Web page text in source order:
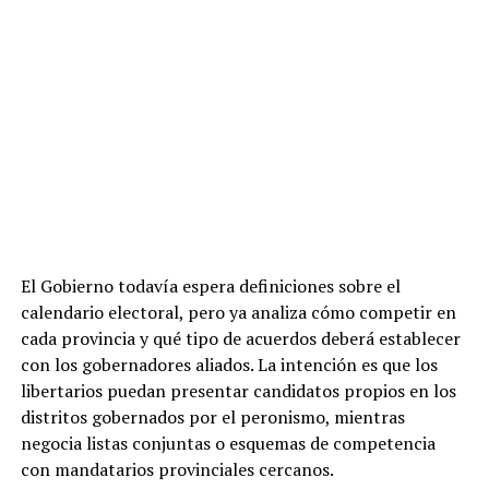
con el Gobierno,sienten que cualquier paso en falso,
donde queden descalzados de la opinión pública,
puede perjudicar sus chances electorales”,
sintetizaron.
Aunque el problema que ven a futuro es que los
proyectos en carpeta para ser debatidos en Diputados
no generan el mismo nivel de movilización ni acaparan
El Gobierno todavía espera definiciones sobre el
calendario electoral, pero ya analiza cómo competir en
cada provincia y qué tipo de acuerdos deberá establecer
con los gobernadores aliados. La intención es que los
libertarios puedan presentar candidatos propios en los
distritos gobernados por el peronismo, mientras
negocia listas conjuntas o esquemas de competencia
con mandatarios provinciales cercanos.